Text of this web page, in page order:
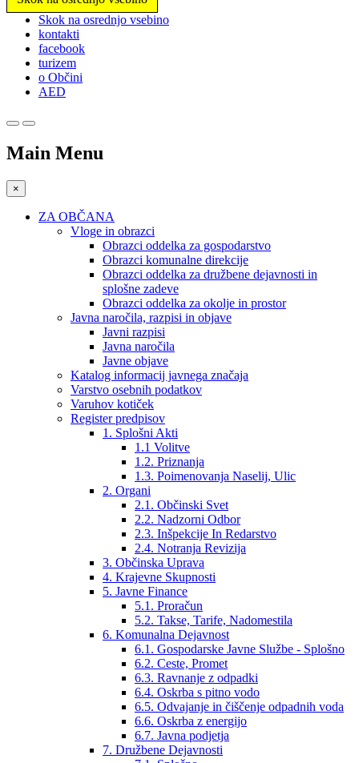
Prosimo,
upoštevajte:
spletno
mesto
vključuje
sistem
Skok na osrednjo vsebino
kontakti
facebook
turizem
o Občini
AED
Main Menu
×
ZA OBČANA
Vloge in obrazci
Obrazci oddelka za gospodarstvo
Obrazci komunalne direkcije
Obrazci oddelka za družbene dejavnosti in
splošne zadeve
Obrazci oddelka za okolje in prostor
Javna naročila, razpisi in objave
Javni razpisi
Javna naročila
Javne objave
Katalog informacij javnega značaja
Varstvo osebnih podatkov
Varuhov kotiček
Register predpisov
1. Splošni Akti
1.1 Volitve
1.2. Priznanja
1.3. Poimenovanja Naselij, Ulic
2. Organi
2.1. Občinski Svet
2.2. Nadzorni Odbor
2.3. Inšpekcije In Redarstvo
2.4. Notranja Revizija
3. Občinska Uprava
4. Krajevne Skupnosti
5. Javne Finance
5.1. Proračun
5.2. Takse, Tarife, Nadomestila
6. Komunalna Dejavnost
6.1. Gospodarske Javne Službe - Splošno
6.2. Ceste, Promet
6.3. Ravnanje z odpadki
6.4. Oskrba s pitno vodo
6.5. Odvajanje in čiščenje odpadnih voda
6.6. Oskrba z energijo
6.7. Javna podjetja
7. Družbene Dejavnosti